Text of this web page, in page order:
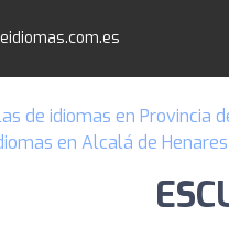
de idiomas en Provincia
en Alcalá de Henares